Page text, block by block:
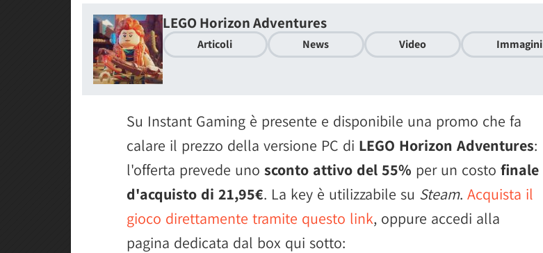
LEGO Horizon Adventures
Articoli News Video Immagini
Su Instant Gaming è presente e disponibile una promo che fa
calare il prezzo della versione PC di LEGO Horizon Adventures:
l'offerta prevede uno sconto attivo del 55% per un costo finale
d'acquisto di 21,95€. La key è utilizzabile su Steam. Acquista il
gioco direttamente tramite questo link, oppure accedi alla
pagina dedicata dal box qui sotto: